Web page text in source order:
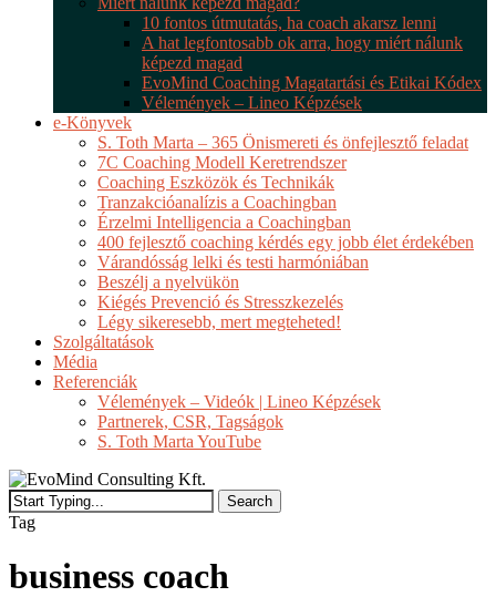
10 fontos útmutatás, ha coach akarsz lenni
A hat legfontosabb ok arra, hogy miért nálunk
képezd magad
EvoMind Coaching Magatartási és Etikai Kódex
Vélemények – Lineo Képzések
e-Könyvek
S. Toth Marta – 365 Önismereti és önfejlesztő feladat
7C Coaching Modell Keretrendszer
Coaching Eszközök és Technikák
Tranzakcióanalízis a Coachingban
Érzelmi Intelligencia a Coachingban
400 fejlesztő coaching kérdés egy jobb élet érdekében
Várandósság lelki és testi harmóniában
Beszélj a nyelvükön
Kiégés Prevenció és Stresszkezelés
Légy sikeresebb, mert megteheted!
Szolgáltatások
Média
Referenciák
Vélemények – Videók | Lineo Képzések
Partnerek, CSR, Tagságok
S. Toth Marta YouTube
Search
Close
Tag
business coach